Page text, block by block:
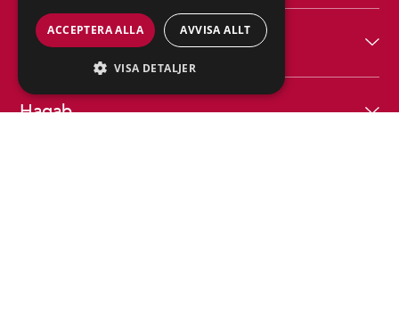
Produkter
Hagab
ACCEPTERA ALLA AVVISA ALLT
VISA DETALJER